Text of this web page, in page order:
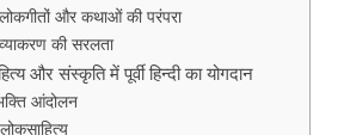
और कथाओं की परंपरा
की सरलता
और संस्कृति में पूर्वी हिन्दी का योगदान
आंदोलन